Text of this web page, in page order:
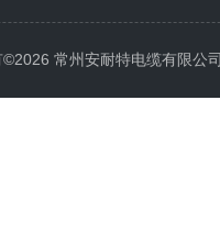
©2026 常州安耐特电缆有限